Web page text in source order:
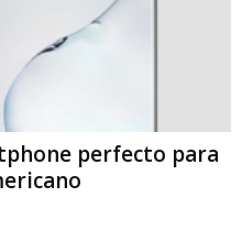
perfecto para